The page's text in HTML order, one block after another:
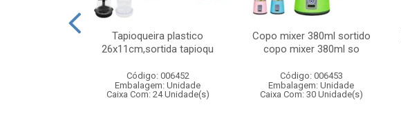
Tapioqueira plastico
26x11cm,sortida tapioqu
Código: 006452
Embalagem: Unidade
Caixa Com: 24 Unidade(s)
Copo mixer 380ml sortido
copo mixer 380ml so
Código: 006453
Embalagem: Unidade
Caixa Com: 30 Unidade(s)